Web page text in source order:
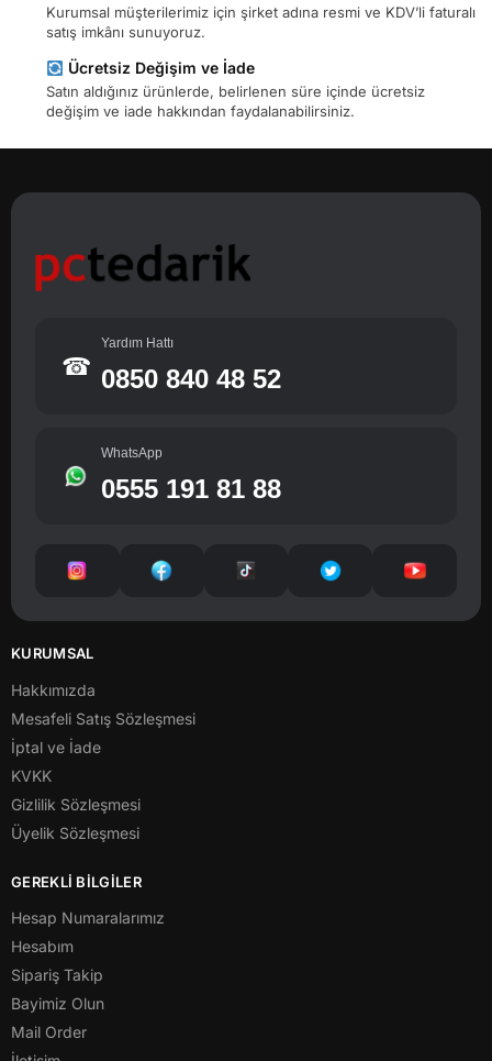
Kurumsal müşterilerimiz için şirket adına resmi ve KDV’li faturalı
satış imkânı sunuyoruz.
Ücretsiz Değişim ve İade
Satın aldığınız ürünlerde, belirlenen süre içinde ücretsiz
değişim ve iade hakkından faydalanabilirsiniz.
☎
Yardım Hattı
0850 840 48 52
WhatsApp
0555 191 81 88
KURUMSAL
Hakkımızda
Mesafeli Satış Sözleşmesi
İptal ve İade
KVKK
Gizlilik Sözleşmesi
Üyelik Sözleşmesi
GEREKLİ BİLGİLER
Hesap Numaralarımız
Hesabım
Sipariş Takip
Bayimiz Olun
Mail Order